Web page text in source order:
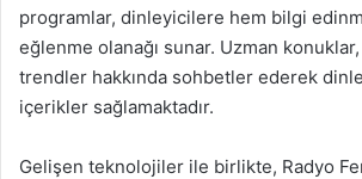
programlar, dinleyicilere hem bilgi
eğlenme olanağı sunar. Uzman
trendler hakkında sohbetler ederek
içerikler sağlamaktadır.
Gelişen teknolojiler ile birlikte, Radyo